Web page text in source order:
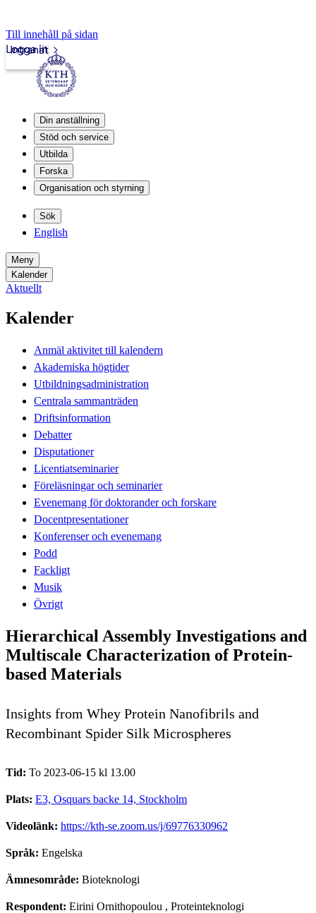
Till innehåll på sidan
Intranät
Logga in
Din anställning
Stöd och service
Utbilda
Forska
Organisation och styrning
Sök
English
Meny
Kalender
Aktuellt
Kalender
Anmäl aktivitet till kalendern
Akademiska högtider
Utbildningsadministration
Centrala sammanträden
Driftsinformation
Debatter
Disputationer
Licentiatseminarier
Föreläsningar och seminarier
Evenemang för doktorander och forskare
Docentpresentationer
Konferenser och evenemang
Podd
Fackligt
Musik
Övrigt
Hierarchical Assembly Investigations and
Multiscale Characterization of Protein-
based Materials
Insights from Whey Protein Nanofibrils and
Recombinant Spider Silk Microspheres
Tid: To 2023-06-15 kl 13.00
Plats: E3, Osquars backe 14, Stockholm
Videolänk: https://kth-se.zoom.us/j/69776330962
Språk: Engelska
Ämnesområde: Bioteknologi
Respondent: Eirini Ornithopoulou , Proteinteknologi